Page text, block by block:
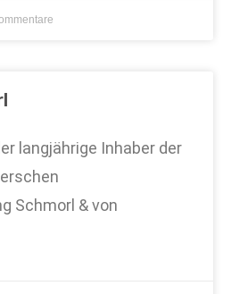
langjährige Inhaber der
Schmorl & von